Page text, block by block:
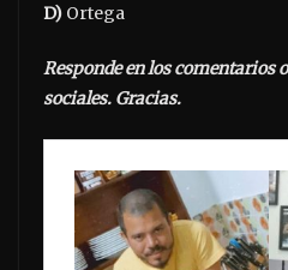
D) Ortega
Responde en los comentarios
sociales. Gracias.